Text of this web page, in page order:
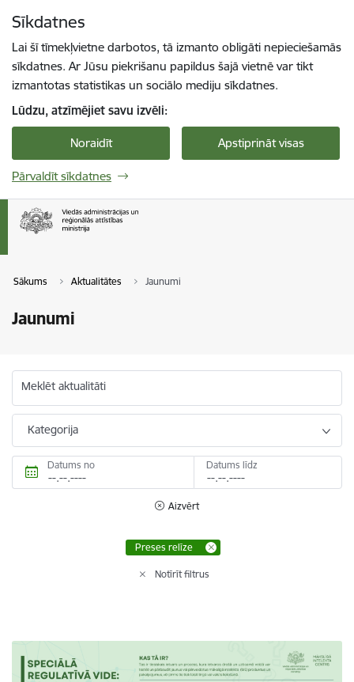
Sīkdatnes
Lai šī tīmekļvietne darbotos, tā izmanto obligāti nepieciešamās
sīkdatnes. Ar Jūsu piekrišanu papildus šajā vietnē var tikt
izmantotas statistikas un sociālo mediju sīkdatnes.
Lūdzu, atzīmējiet savu izvēli:
Noraidīt Apstiprināt visas
Pārvaldīt sīkdatnes
Sākums Aktualitātes Jaunumi
Jaunumi
Meklēt aktualitāti
Kategorija
Datums no Datums līdz
Aizvērt
Preses relīze
Notīrīt filtrus